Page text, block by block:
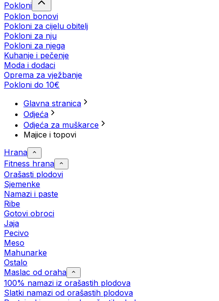
Pokloni
Poklon bonovi
Pokloni za cijelu obitelj
Pokloni za nju
Pokloni za njega
Kuhanje i pečenje
Moda i dodaci
Oprema za vježbanje
Pokloni do 10€
Glavna stranica
Odjeća
Odjeća za muškarce
Majice i topovi
Hrana
Fitness hrana
Orašasti plodovi
Sjemenke
Namazi i paste
Ribe
Gotovi obroci
Jaja
Pecivo
Meso
Mahunarke
Ostalo
Maslac od oraha
100% namazi iz orašastih plodova
Slatki namazi od orašastih plodova